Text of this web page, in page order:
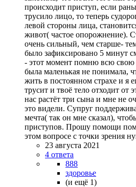
происходит приступ, если
трусило лицо, то теперь
левой стороны лица,
живот( частое опорожнение).
очень сильный, чем старше-
было зафиксировано 5 минут
- этот момент помню всю свою
была маленькая не понимала,
жить в постоянном страхе и я
трусит и твоё тело отходит от
нас растёт три сына и мне не
это видели. Супруг
мечта( так он мне сказал),
приступов. Прошу помощи
этом вопросе с точки зрения
23 августа 2021
4 ответа
888
здоровье
(и ещё 1)